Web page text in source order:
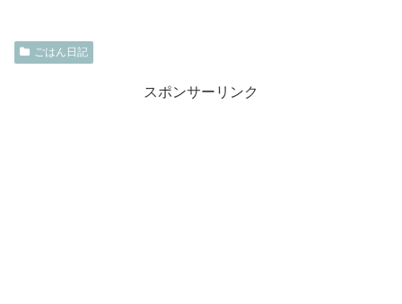
ごはん日記
スポンサーリンク